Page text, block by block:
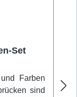
Set
Farben
sind